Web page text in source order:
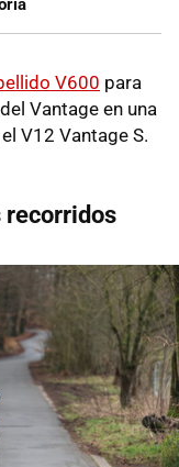
V600 para
Vantage en una
V12 Vantage S.
recorridos